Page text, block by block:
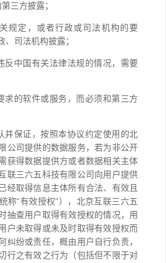
三方披露；
规定，或者行政或司法机构的要
、司法机构披露；
反中国有关法律法规的情况，需要
求的软件或服务，而必须和第三方
并保证，按照本协议约定使用的北
公司提供的数据服务，若为非公开
获得数据提供方或者数据相关主体
联三六五科技有限公司向用户提供
经取得信息主体所有合法、有效且
称“有效授权”），北京互联三六五
抽查用户取得有效授权的情况，用
户未取得或未及时取得有效授权而
纠纷或责任，概由用户自行负责，
行之有效之行为（包括但不限于对